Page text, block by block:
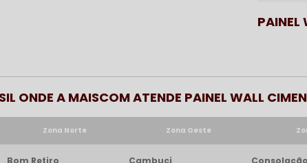
PAINEL
ONDE A MAISCOM ATENDE PAINEL WALL
Zona Norte Zona Oeste
Bom Retiro Cambuci Consolação